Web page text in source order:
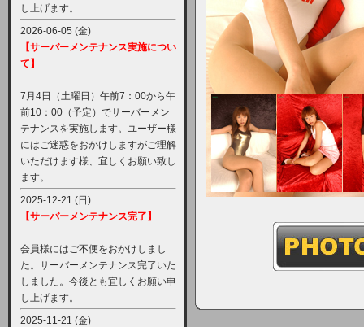
し上げます。
2026-06-05 (金)
【サーバーメンテナンス実施につい
て】
7月4日（土曜日）午前7：00から午
前10：00（予定）でサーバーメン
テナンスを実施します。ユーザー様
にはご迷惑をおかけしますがご理解
いただけます様、宜しくお願い致し
ます。
2025-12-21 (日)
【サーバーメンテナンス完了】
会員様にはご不便をおかけしまし
た。サーバーメンテナンス完了いた
しました。今後とも宜しくお願い申
し上げます。
2025-11-21 (金)